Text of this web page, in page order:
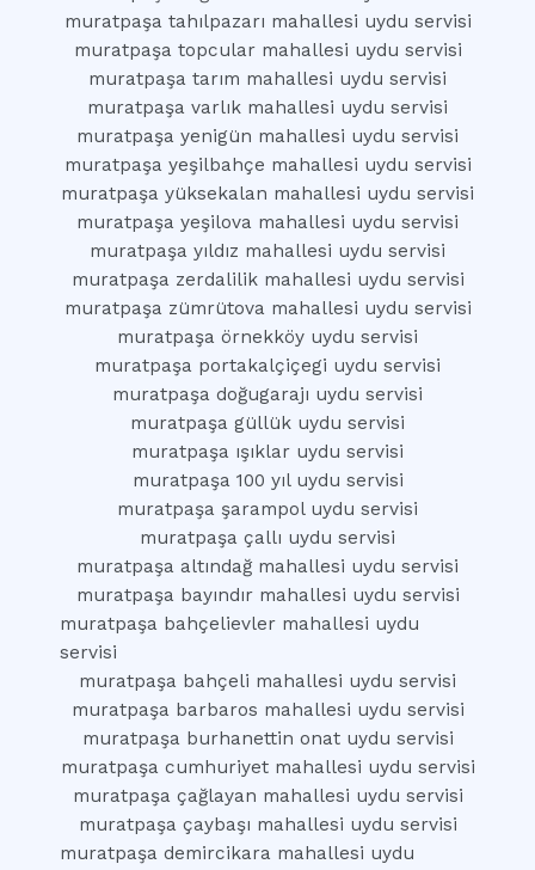
muratpaşa tahılpazarı mahallesi uydu servisi
muratpaşa topcular mahallesi uydu servisi
muratpaşa tarım mahallesi uydu servisi
muratpaşa varlık mahallesi uydu servisi
muratpaşa yenigün mahallesi uydu servisi
muratpaşa yeşilbahçe mahallesi uydu servisi
muratpaşa yüksekalan mahallesi uydu servisi
muratpaşa yeşilova mahallesi uydu servisi
muratpaşa yıldız mahallesi uydu servisi
muratpaşa zerdalilik mahallesi uydu servisi
muratpaşa zümrütova mahallesi uydu servisi
muratpaşa örnekköy uydu servisi
muratpaşa portakalçiçegi uydu servisi
muratpaşa doğugarajı uydu servisi
muratpaşa güllük uydu servisi
muratpaşa ışıklar uydu servisi
muratpaşa 100 yıl uydu servisi
muratpaşa şarampol uydu servisi
muratpaşa çallı uydu servisi
muratpaşa altındağ mahallesi uydu servisi
muratpaşa bayındır mahallesi uydu servisi
muratpaşa bahçelievler mahallesi uydu
servisi
muratpaşa bahçeli mahallesi uydu servisi
muratpaşa barbaros mahallesi uydu servisi
muratpaşa burhanettin onat uydu servisi
muratpaşa cumhuriyet mahallesi uydu servisi
muratpaşa çağlayan mahallesi uydu servisi
muratpaşa çaybaşı mahallesi uydu servisi
muratpaşa demircikara mahallesi uydu